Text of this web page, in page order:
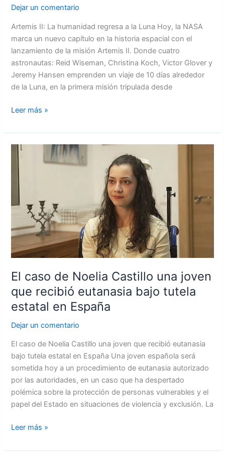
Dejar un comentario
Artemis II: La humanidad regresa a la Luna Hoy, la NASA
marca un nuevo capítulo en la historia espacial con el
lanzamiento de la misión Artemis II. Donde cuatro
astronautas: Reid Wiseman, Christina Koch, Victor Glover y
Jeremy Hansen emprenden un viaje de 10 días alrededor
de la Luna, en la primera misión tripulada desde
Leer más »
El caso de Noelia Castillo una joven
que recibió eutanasia bajo tutela
estatal en España
Dejar un comentario
El caso de Noelia Castillo una joven que recibió eutanasia
bajo tutela estatal en España Una joven española será
sometida hoy a un procedimiento de eutanasia autorizado
por las autoridades, en un caso que ha despertado
polémica sobre la protección de personas vulnerables y el
papel del Estado en situaciones de violencia y exclusión. La
caso
de
Noelia
Castillo
que
recibió
eutanasia
bajo
tutela
estatal
en
Leer más »